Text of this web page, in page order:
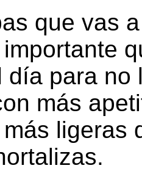
que vas
día para
más
ligeras